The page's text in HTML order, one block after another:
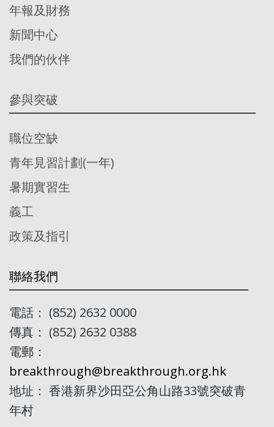
年報及財務
新聞中心
我們的伙伴
參與突破
職位空缺
青年見習計劃(一年)
暑期實習生
義工
政策及指引
聯絡我們
電話： (852) 2632 0000
傳真： (852) 2632 0388
電郵：
breakthrough@breakthrough.org.hk
地址： 香港新界沙田亞公角山路33號突破青
年村